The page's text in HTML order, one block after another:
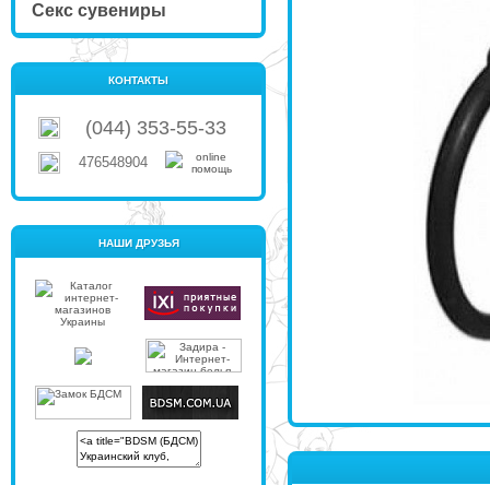
Секс сувениры
КОНТАКТЫ
(044) 353-55-33
476548904
НАШИ ДРУЗЬЯ